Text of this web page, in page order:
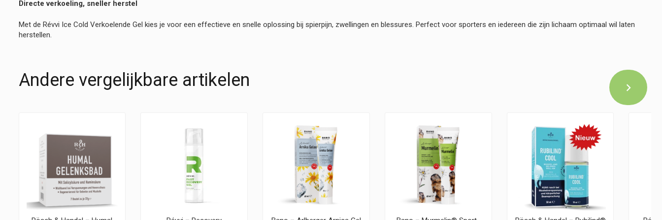
Directe verkoeling, sneller herstel
Met de Révvi Ice Cold Verkoelende Gel kies je voor een effectieve en snelle oplossing bij spierpijn, zwellingen en blessures. Perfect voor sporters en iedereen die zijn lichaam optimaal wil laten
herstellen.
Andere vergelijkbare artikelen